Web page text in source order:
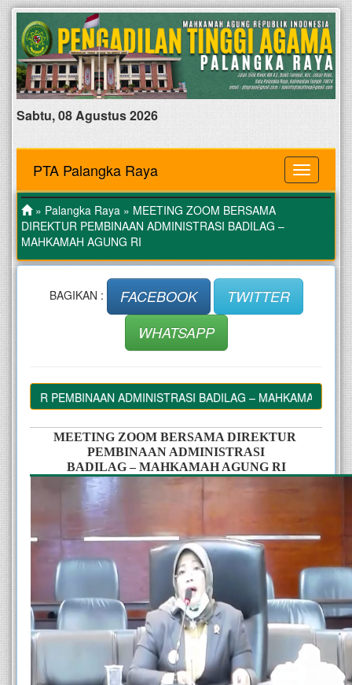
Sabtu, 08 Agustus 2026
MENU
PTA Palangka Raya
» Palangka Raya » MEETING ZOOM BERSAMA
DIREKTUR PEMBINAAN ADMINISTRASI BADILAG –
MAHKAMAH AGUNG RI
BAGIKAN : FACEBOOK
TWITTER
WHATSAPP
PEMBINAAN ADMINISTRASI BADILAG – MAHKAMAH AGUNG RI
MEETING ZOOM BERSAMA DIREKTUR
PEMBINAAN ADMINISTRASI
BADILAG – MAHKAMAH AGUNG RI